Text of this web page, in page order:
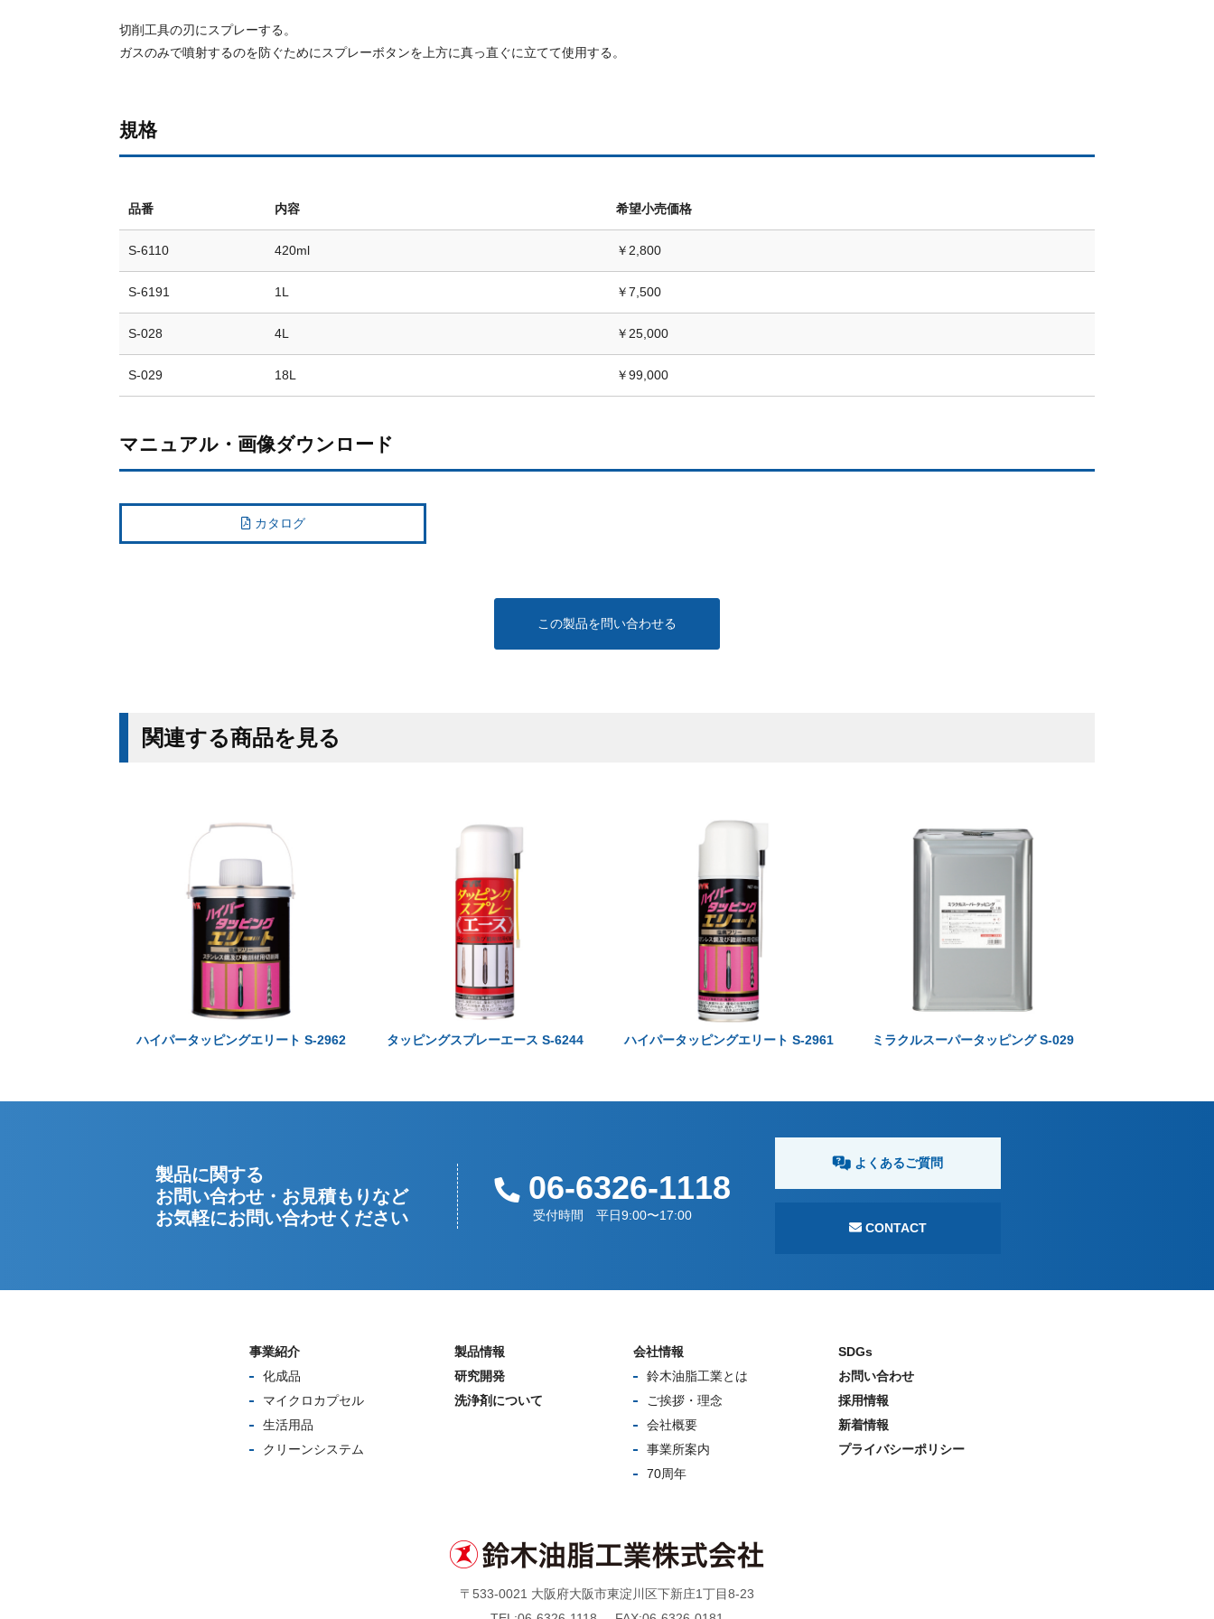
切削工具の刃にスプレーする。
ガスのみで噴射するのを防ぐためにスプレーボタンを上方に真っ直ぐに立てて使用する。
規格
品番 内容 希望小売価格
S-6110 420ml ￥2,800
S-6191 1L ￥7,500
S-028 4L ￥25,000
S-029 18L ￥99,000
マニュアル・画像ダウンロード
カタログ
この製品を問い合わせる
関連する商品を見る
ハイパータッピングエリート S-2962 タッピングスプレーエース S-6244 ハイパータッピングエリート S-2961 ミラクルスーパータッピング S-029
製品に関する
お問い合わせ・お見積もりなど
お気軽にお問い合わせください
06-6326-1118
受付時間 平日9:00〜17:00
よくあるご質問
CONTACT
事業紹介
化成品
マイクロカプセル
生活用品
クリーンシステム
製品情報
研究開発
洗浄剤について
会社情報
鈴木油脂工業とは
ご挨拶・理念
会社概要
事業所案内
70周年
SDGs
お問い合わせ
採用情報
新着情報
プライバシーポリシー
〒533-0021 大阪府大阪市東淀川区下新庄1丁目8-23